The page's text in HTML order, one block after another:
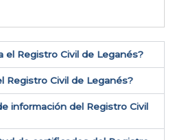
el Registro Civil de Leganés​?
Registro Civil de Leganés?
información del Registro Civil